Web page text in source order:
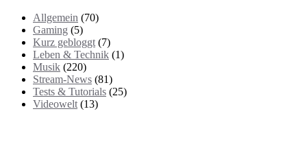
Allgemein (70)
Gaming (5)
Kurz gebloggt (7)
Leben & Technik (1)
Musik (220)
Stream-News (81)
Tests & Tutorials (25)
Videowelt (13)